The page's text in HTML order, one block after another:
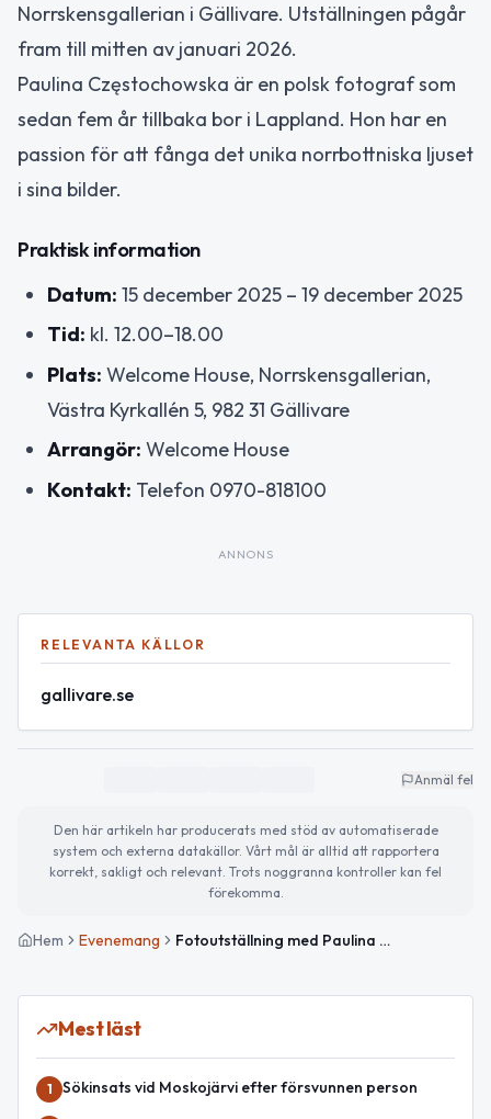
Norrskensgallerian i Gällivare. Utställningen pågår
fram till mitten av januari 2026.
Paulina Częstochowska är en polsk fotograf som
sedan fem år tillbaka bor i Lappland. Hon har en
passion för att fånga det unika norrbottniska ljuset
i sina bilder.
Praktisk information
Datum: 15 december 2025 – 19 december 2025
Tid: kl. 12.00–18.00
Plats: Welcome House, Norrskensgallerian,
Västra Kyrkallén 5, 982 31 Gällivare
Arrangör: Welcome House
Kontakt: Telefon 0970-818100
ANNONS
RELEVANTA KÄLLOR
gallivare.se
Anmäl fel
Den här artikeln har producerats med stöd av automatiserade
system och externa datakällor. Vårt mål är alltid att rapportera
korrekt, sakligt och relevant. Trots noggranna kontroller kan fel
förekomma.
Hem Evenemang Fotoutställning med Paulina Częstochowska på Welcome House
Mest läst
1
Sökinsats vid Moskojärvi efter försvunnen person